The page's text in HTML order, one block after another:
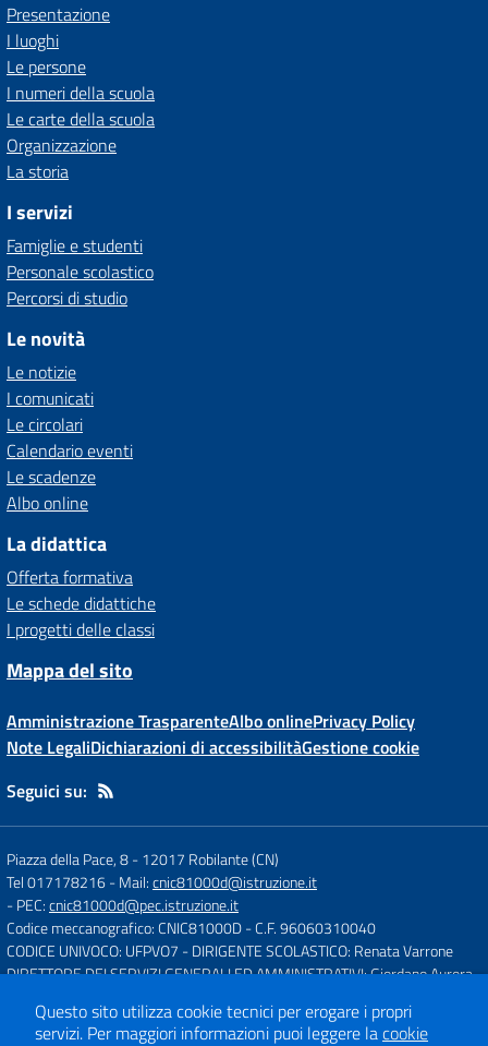
Presentazione
I luoghi
Le persone
I numeri della scuola
Le carte della scuola
Organizzazione
La storia
I servizi
Famiglie e studenti
Personale scolastico
Percorsi di studio
Le novità
Le notizie
I comunicati
Le circolari
Calendario eventi
Le scadenze
Albo online
La didattica
Offerta formativa
Le schede didattiche
I progetti delle classi
Mappa del sito
Amministrazione TrasparenteAlbo onlinePrivacy Policy
Note LegaliDichiarazioni di accessibilitàGestione cookie
Seguici su:
Piazza della Pace, 8-12017 Robilante (CN)
Tel 017178216- Mail:cnic81000d@istruzione.it
- PEC:cnic81000d@pec.istruzione.it
Codice meccanografico: CNIC81000D- C.F. 96060310040
CODICE UNIVOCO: UFPVO7 - DIRIGENTE SCOLASTICO: Renata Varrone
DIRETTORE DEI SERVIZI GENERALI ED AMMINISTRATIVI: Giordano Aurora
Concept & Design by Designers Italia
Questo sito utilizza cookie tecnici per erogare i propri
servizi. Per maggiori informazioni puoi leggere lacookie